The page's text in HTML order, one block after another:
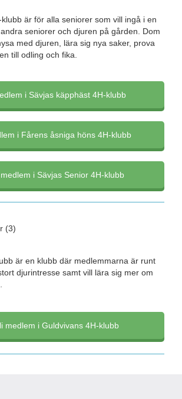
är för alla seniorer som vill ingå i en
seniorer och djuren på gården. Dom
med djuren, lära sig nya saker, prova
till odling och fika.
i Sävjas käpphäst 4H-klubb
i Fårens åsniga höns 4H-klubb
i Sävjas Senior 4H-klubb
är en klubb där medlemmarna är runt
djurintresse samt vill lära sig mer om
medlem i Guldvivans 4H-klubb